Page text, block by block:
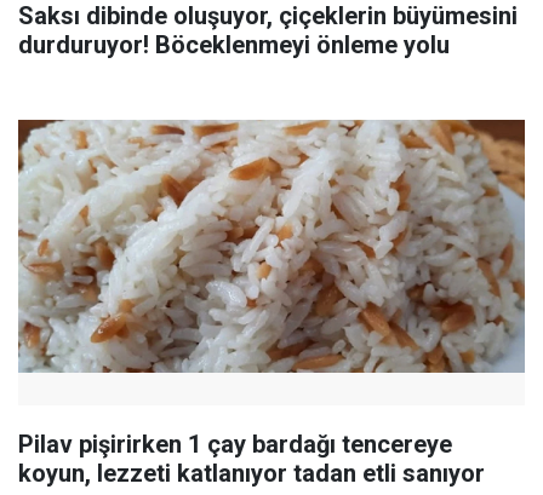
Saksı dibinde oluşuyor, çiçeklerin büyümesini
durduruyor! Böceklenmeyi önleme yolu
Pilav pişirirken 1 çay bardağı tencereye
koyun, lezzeti katlanıyor tadan etli sanıyor